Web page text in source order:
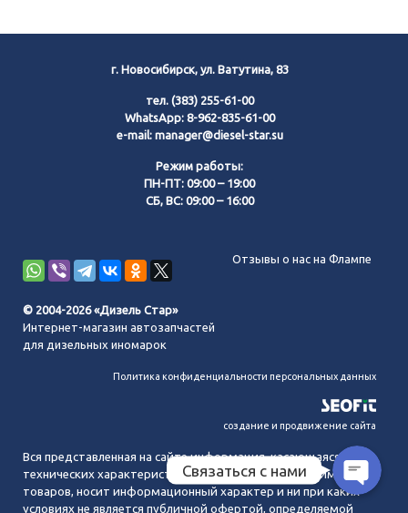
г. Новосибирск, ул. Ватутина, 83
тел. (383) 255-61-00
WhatsApp: 8-962-835-61-00
e-mail: manager@diesel-star.su
Режим работы:
ПН-ПТ: 09:00 – 19:00
СБ, ВС: 09:00 – 16:00
Отзывы о нас на Флампе
© 2004-2026 «Дизель Стар»
Интернет-магазин автозапчастей
для дизельных иномарок
Политика конфиденциальности персональных данных
создание и продвижение сайта
Вся представленная на сайте информация, касающаяся
технических характеристик, наличия на складе, стоимости
товаров, носит информационный характер и ни при каких
условиях не является публичной офертой, определяемой
Связаться с нами